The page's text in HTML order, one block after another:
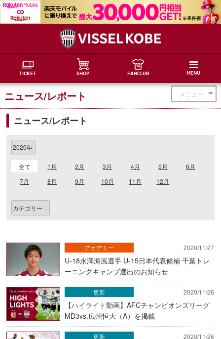
TICKET SHOP FANCLUB MENU
メニュー
ニュース/レポート
ニュース/レポート
全て 1月 2月 3月 4月 5月
6月
7月
8月 9月 10月 11月 12月
2020/11/27
U-18永澤海風選手 U-15日本代表候補 千葉トレ
ーニングキャンプ選出のお知らせ
アカデミー
2020/11/26
【ハイライト動画】AFCチャンピオンズリーグ
MD3vs.広州恒大（A）を掲載
更新
2020/11/26
更新